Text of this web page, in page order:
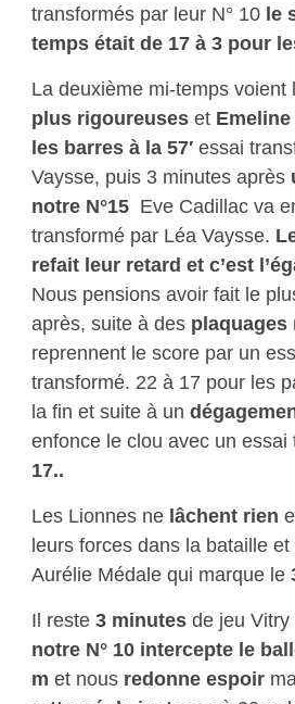
transformés par leur N° 10 le
temps était de 17 à 3 pour
La deuxième mi-temps voient
plus rigoureuseset
les barres à la 57′essai
Vaysse, puis 3 minutes après
notre N°15Eve Cadillac va
transformé par Léa Vaysse.
refait leur retard et c’est
Nous pensions avoir fait le
après, suite à des plaquages
reprennent le score par un
transformé. 22 à 17 pour les
la fin et suite à un
enfonce le clou avec un essai
17..
Les Lionnes ne lâchent rien
leurs forces dans la bataille et
Aurélie Médale qui marque le
Il reste 3 minutesde jeu Vitry
notre N° 10 intercepte le
m et nous redonne espoir